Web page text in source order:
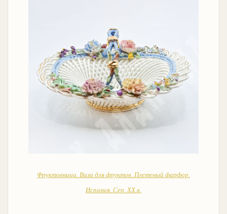
Фруктовница. Ваза для фруктов. Плетеный фарфор.
Испания. Сер. XX в.